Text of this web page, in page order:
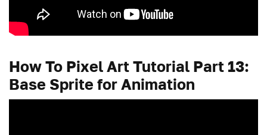
How To Pixel Art Tutorial Part 13:
Base Sprite for Animation